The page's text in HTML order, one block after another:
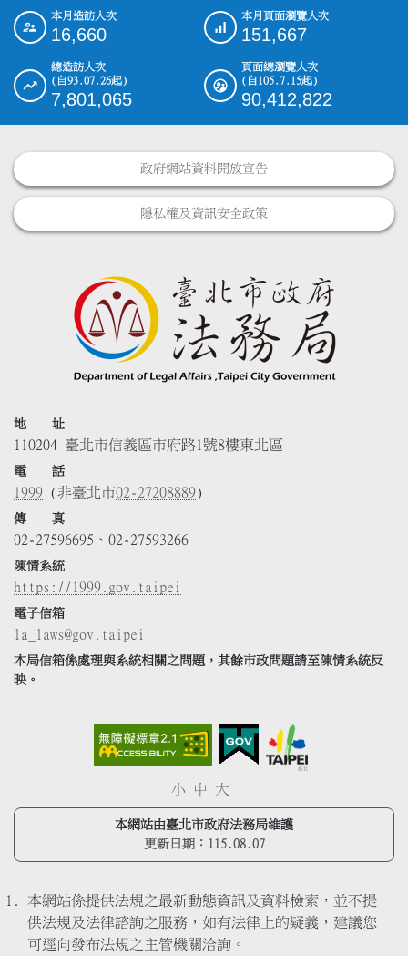
::: 本月造訪人次
16,660
本月頁面瀏覽人次
151,667
總造訪人次
(自93.07.26起)
7,801,065
頁面總瀏覽人次
(自105.7.15起)
90,412,822
政府網站資料開放宣告
隱私權及資訊安全政策
地 址
110204 臺北市信義區市府路1號8樓東北區
電 話
1999 (非臺北市02-27208889)
傳 真
02-27596695、02-27593266
陳情系統
https://1999.gov.taipei
電子信箱
la_laws@gov.taipei
本局信箱係處理與系統相關之問題，其餘市政問題請至陳情系統反
映。
小 中 大
本網站由臺北市政府法務局維護
更新日期： 115.08.07
本網站係提供法規之最新動態資訊及資料檢索，並不提
供法規及法律諮詢之服務，如有法律上的疑義，建議您
可逕向發布法規之主管機關洽詢。